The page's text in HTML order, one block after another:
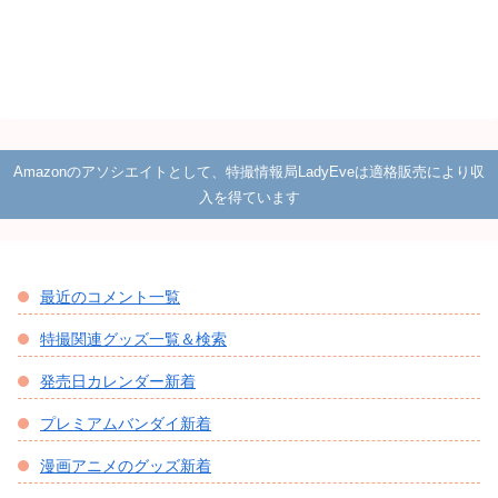
Amazonのアソシエイトとして、特撮情報局LadyEveは適格販売により収
入を得ています
最近のコメント一覧
特撮関連グッズ一覧＆検索
発売日カレンダー新着
プレミアムバンダイ新着
漫画アニメのグッズ新着